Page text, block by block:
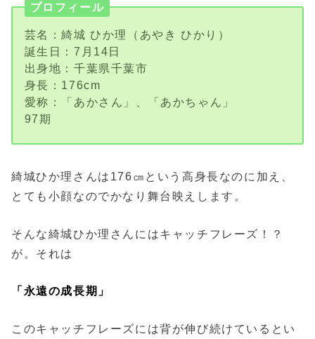
プロフィール
芸名：綺城 ひか理（あやき ひかり）
誕生日：7月14日
出身地：千葉県千葉市
身長：176cm
愛称：「あかさん」、「あかちゃん」
97期
綺城ひか理さんは176㎝という高身長なのに加え、
とても小顔なのでかなり舞台映えします。
そんな綺城ひか理さんにはキャッチフレーズ！？
が。それは
「永遠の成長期」
このキャッチフレーズには背が伸び続けているとい